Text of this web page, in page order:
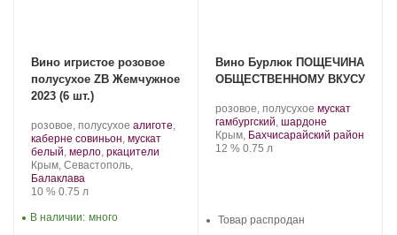
Вино игристое розовое
полусухое ZB Жемчужное
2023 (6 шт.)
Производитель:
Золотая
Балка.
розовое, полусухое .
Сорт
винограда:
алиготе,
каберне совиньон, мускат
белый, мерло, ркацители
Регион:
Крым, Севастополь,
Балаклава
Крепость
10 %. Объем
0.75 л
В наличии: много
Вино Бурлюк ПОЩЕЧИНА
ОБЩЕСТВЕННОМУ ВКУСУ
Производитель:
Бурлюк.
розовое, полусухое .
Сорт
винограда:
мускат
гамбургский, шардоне
Регион:
Крым, Бахчисарайский район
Крепость
12 %. Объем
0.75 л
Товар распродан